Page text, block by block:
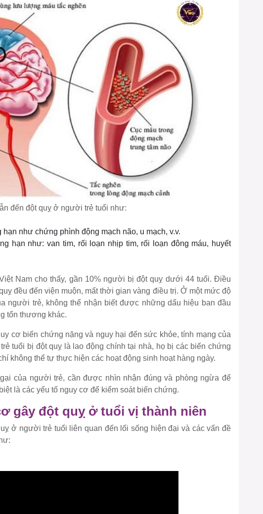
đến đột quỵ ở người trẻ tuổi như:
hạn như chứng phình động mạch não, u mạch, v.v.
hạn như: van tim, rối loạn nhịp tim, rối loạn đông máu, huyết
Nam cho thấy, gần 10% người bị đột quỵ dưới 44 tuổi. Điều
đều đến viện muộn, mất thời gian vàng điều trị. Ở một mức độ
người trẻ, không thể nhận biết được những dấu hiệu ban đầu
tổn thương khác.
cơ biến chứng nặng và nguy hại đến sức khỏe, tính mạng của
tuổi bị đột quỵ là lao động chính tại nhà, họ bị các biến chứng
không thể tự thực hiện các hoạt động sinh hoạt hàng ngày.
của người trẻ, cần được nhìn nhận đúng và phòng ngừa để
là các yếu tố nguy cơ để kiểm soát biến chứng.
gây đột quỵ ở tuổi vị thành niên
ở người trẻ tuổi liên quan đến lối sống hiện đại và các vấn đề